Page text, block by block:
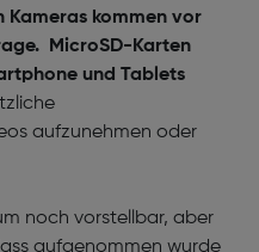
Kameras kommen vor
MicroSD-Karten
und Tablets
aufzunehmen oder
noch vorstellbar, aber
aufgenommen wurde